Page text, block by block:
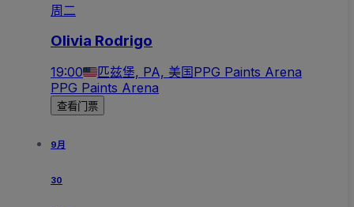
周二
Olivia Rodrigo
19:00 匹兹堡, PA, 美国PPG Paints Arena
PPG Paints Arena
查看门票
9月
30